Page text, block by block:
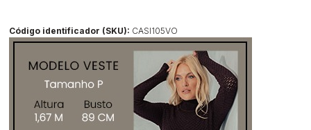
Código identificador (SKU): CASI105VO